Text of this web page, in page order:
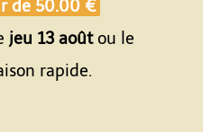
de 50.00 €
jeu 13 aoûtou le
rapide.